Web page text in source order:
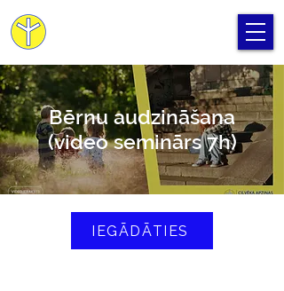
Bērnu audzināšana
(video seminārs 7h)
IEGĀDĀTIES